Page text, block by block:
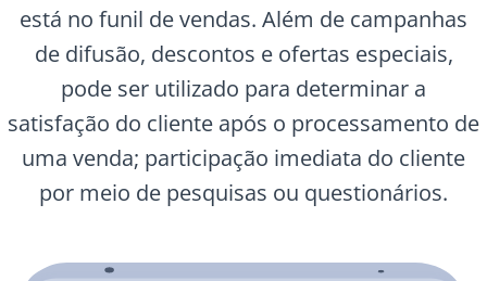
está no funil de vendas. Além de campanhas
de difusão, descontos e ofertas especiais,
pode ser utilizado para determinar a
satisfação do cliente após o processamento de
uma venda; participação imediata do cliente
por meio de pesquisas ou questionários.